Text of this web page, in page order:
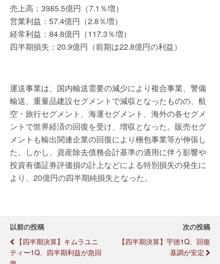
売上高：3985.5億円（7.1％増）
営業利益：57.4億円（2.8％増）
経常利益：84.8億円（117.3％増）
四半期損失：20.9億円（前期は22.8億円の利益）
運送事業は、国内輸送需要の減少により複合事業、警備
輸送、重量品建設セグメントで減収となったものの、航
空・旅行セグメント、海運セグメント、海外の各セグメ
ントで世界経済の回復を受け、増収となった。販売セグ
メントも輸出関連企業の回復により梱包事業等が伸張し
た。しかし、資産除去債務会計基準の適用に伴う影響や
投資有価証券評価損の計上などによる特別損失の発生に
より、20億円の四半期純損失となった。
以前の投稿
【四半期決算】キムラユニ
ティー1Q、四半期利益が急回
次の投稿
【四半期決算】宇徳1Q、回復
基調が安定